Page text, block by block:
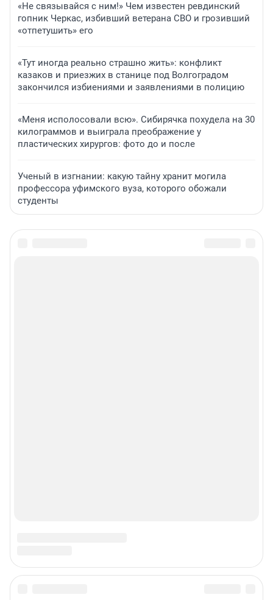
«Не связывайся с ним!» Чем известен ревдинский
гопник Черкас, избивший ветерана СВО и грозивший
«отпетушить» его
«Тут иногда реально страшно жить»: конфликт
казаков и приезжих в станице под Волгоградом
закончился избиениями и заявлениями в полицию
«Меня исполосовали всю». Сибирячка похудела на 30
килограммов и выиграла преображение у
пластических хирургов: фото до и после
Ученый в изгнании: какую тайну хранит могила
профессора уфимского вуза, которого обожали
студенты